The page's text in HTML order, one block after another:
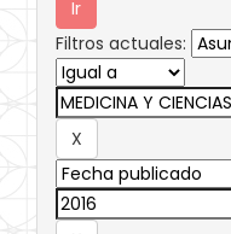
Filtros actuales: